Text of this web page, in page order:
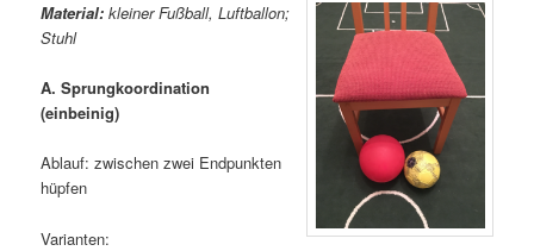
Material: kleiner Fußball, Luftballon;
Stuhl
A. Sprungkoordination
(einbeinig)
Ablauf: zwischen zwei Endpunkten
hüpfen
Varianten: